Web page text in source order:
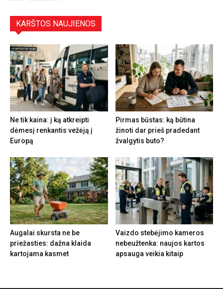
KARŠTOS NAUJIENOS
Ne tik kaina: į ką atkreipti
dėmesį renkantis vežėją į
Europą
Pirmas būstas: ką būtina
žinoti dar prieš pradedant
žvalgytis buto?
Augalai skursta ne be
priežasties: dažna klaida
kartojama kasmet
Vaizdo stebėjimo kameros
nebeužtenka: naujos kartos
apsauga veikia kitaip